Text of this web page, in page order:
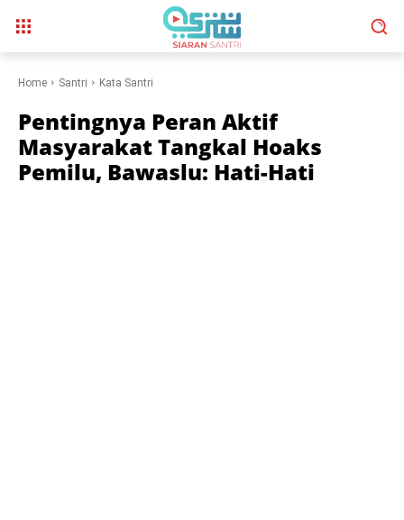
Home Santri Kata Santri
Pentingnya Peran Aktif
Masyarakat Tangkal Hoaks
Pemilu, Bawaslu: Hati-Hati